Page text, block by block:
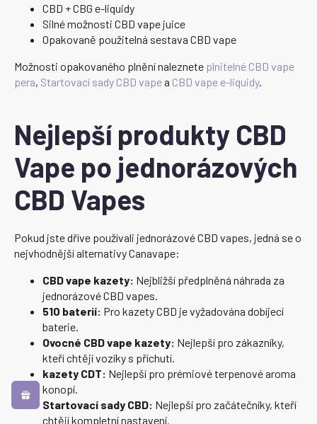
CBD + CBG e-liquidy
Silné možnosti CBD vape juice
Opakovaně použitelná sestava CBD vape
Možnosti opakovaného plnění naleznete plnitelné CBD vape
pera, Startovací sady CBD vapea CBD vape e-liquidy.
Nejlepší produkty CBD
Vape po jednorázových
CBD Vapes
Pokud jste dříve používali jednorázové CBD vapes, jedná se o
nejvhodnější alternativy Canavape:
CBD vape kazety: Nejbližší předplněná náhrada za
jednorázové CBD vapes.
510 baterií: Pro kazety CBD je vyžadována dobíjecí
baterie.
Ovocné CBD vape kazety: Nejlepší pro zákazníky,
kteří chtějí vozíky s příchutí.
kazety CDT: Nejlepší pro prémiové terpenové aroma
konopí.
Startovací sady CBD: Nejlepší pro začátečníky, kteří
chtějí kompletní nastavení.